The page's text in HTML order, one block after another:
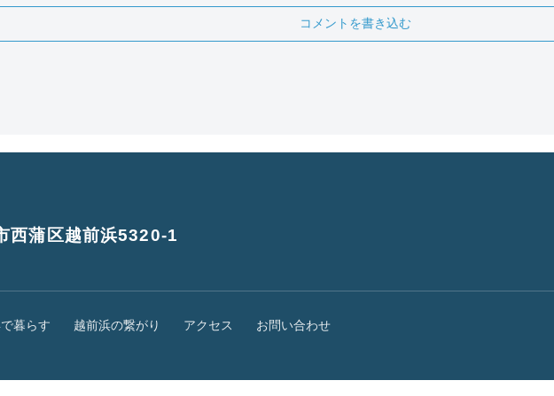
コメントを書き込む
西蒲区越前浜5320-1
暮らす 越前浜の繋がり アクセス お問い合わせ